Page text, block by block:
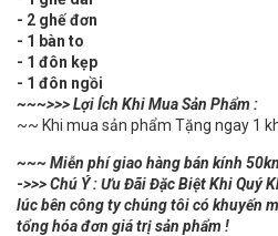
- 2 ghế đơn
- 1 bàn to
- 1 đôn kẹp
- 1 đôn ngồi
~~~>>> Lợi Ích Khi Mua Sản Phẩm :
~~ Khi mua sản phẩm Tặng ngay 1
~~~ Miễn phí giao hàng bán kính
->>> Chú Ý : Ưu Đãi Đặc Biệt Khi Quý
lúc bên công ty chúng tôi có khuyến
tổng hóa đơn giá trị sản phẩm !